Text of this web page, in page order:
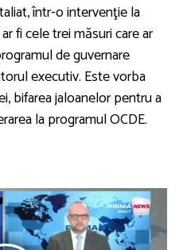
într-o intervenţie la
fi cele trei măsuri care ar
de guvernare
executiv. Este vorba
bifarea jaloanelor pentru a
la programul OCDE.